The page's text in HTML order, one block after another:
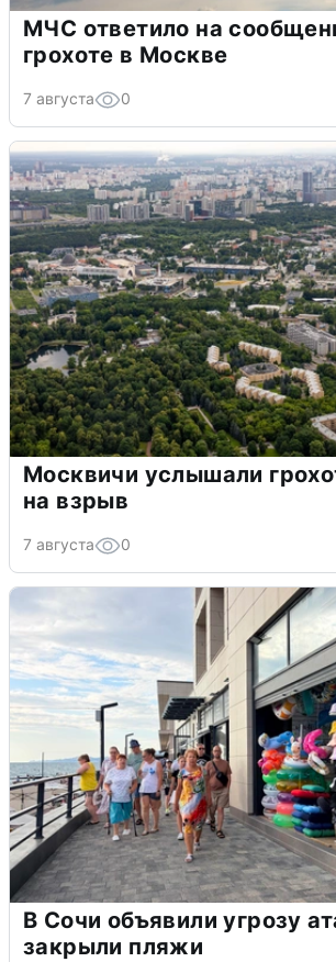
МЧС ответило на
грохоте в Москве
7 августа 0
Москвичи услышали
на взрыв
7 августа 0
В Сочи объявили угрозу
закрыли пляжи